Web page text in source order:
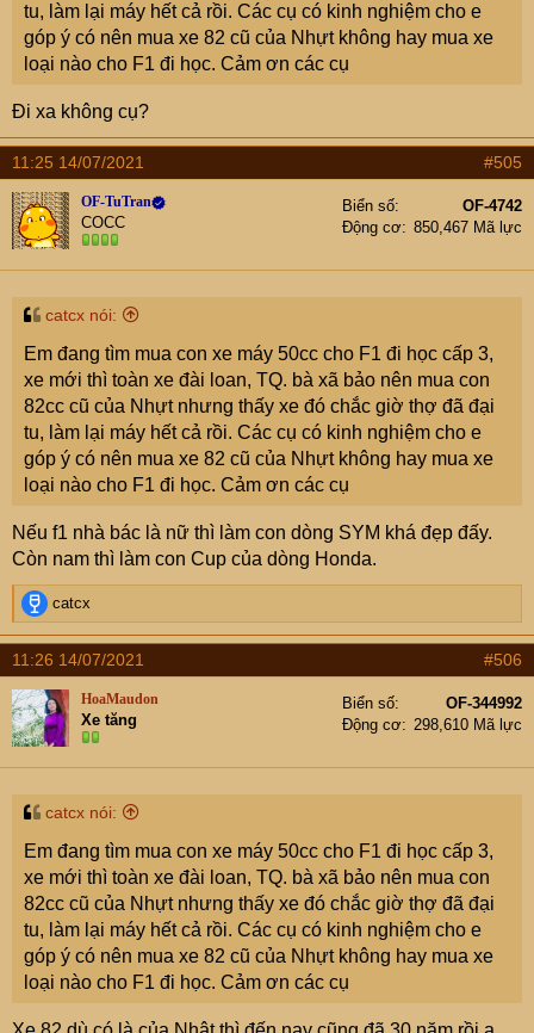
tu, làm lại máy hết cả rồi. Các cụ có kinh nghiệm cho e
góp ý có nên mua xe 82 cũ của Nhựt không hay mua xe
loại nào cho F1 đi học. Cảm ơn các cụ
Đi xa không cụ?
11:25 14/07/2021 #505
OF-TuTran
COCC
Biển số
OF-4742
Động cơ
850,467 Mã lực
catcx nói:
Em đang tìm mua con xe máy 50cc cho F1 đi học cấp 3,
xe mới thì toàn xe đài loan, TQ. bà xã bảo nên mua con
82cc cũ của Nhựt nhưng thấy xe đó chắc giờ thợ đã đại
tu, làm lại máy hết cả rồi. Các cụ có kinh nghiệm cho e
góp ý có nên mua xe 82 cũ của Nhựt không hay mua xe
loại nào cho F1 đi học. Cảm ơn các cụ
Nếu f1 nhà bác là nữ thì làm con dòng SYM khá đẹp đấy.
Còn nam thì làm con Cup của dòng Honda.
R
e
a
c
t
i
o
n
s
catcx
11:26 14/07/2021 #506
HoaMaudon
Xe tăng
Biển số
OF-344992
Động cơ
298,610 Mã lực
catcx nói:
Em đang tìm mua con xe máy 50cc cho F1 đi học cấp 3,
xe mới thì toàn xe đài loan, TQ. bà xã bảo nên mua con
82cc cũ của Nhựt nhưng thấy xe đó chắc giờ thợ đã đại
tu, làm lại máy hết cả rồi. Các cụ có kinh nghiệm cho e
góp ý có nên mua xe 82 cũ của Nhựt không hay mua xe
loại nào cho F1 đi học. Cảm ơn các cụ